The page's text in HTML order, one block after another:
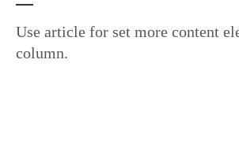
Use article for set more content
column.